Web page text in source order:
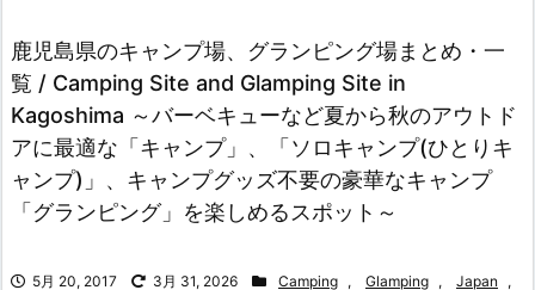
鹿児島県のキャンプ場、グランピング場まとめ・一
覧 / Camping Site and Glamping Site in
Kagoshima ～バーベキューなど夏から秋のアウトド
アに最適な「キャンプ」、「ソロキャンプ(ひとりキ
ャンプ)」、キャンプグッズ不要の豪華なキャンプ
「グランピング」を楽しめるスポット～
5月 20, 2017 3月 31, 2026 Camping , Glamping , Japan ,